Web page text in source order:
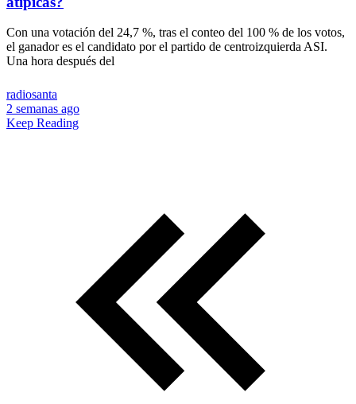
Con una votación del 24,7 %, tras el conteo del 100 % de los votos,
el ganador es el candidato por el partido de centroizquierda ASI.
Una hora después del
radiosanta
2 semanas ago
Keep Reading